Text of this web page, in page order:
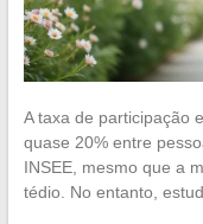
A taxa de participação
quase 20% entre
INSEE, mesmo que a
tédio. No entanto,